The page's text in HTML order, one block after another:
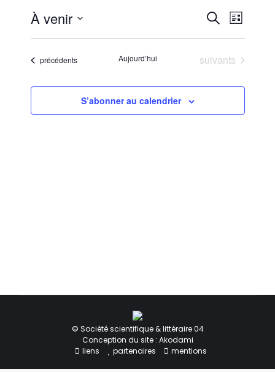
et
de
vues
Recherche
Liste
À venir
Sélectionnez
date.
Évènements
précédents Aujourd’hui Évènements
suivants
S’abonner au calendrier
© Société scientifique & littéraire 04
Conception du site : Akodami
liens
partenaires mentions